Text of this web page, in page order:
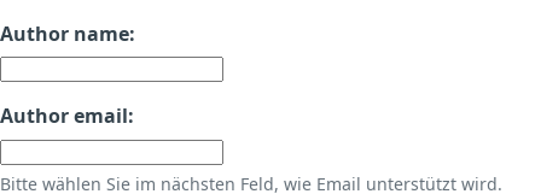
Author name:
Author email:
Bitte wählen Sie im nächsten Feld, wie Email unterstützt wird.